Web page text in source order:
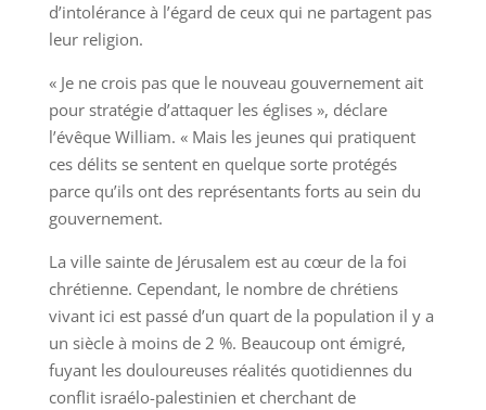
d’intolérance à l’égard de ceux qui ne partagent pas
leur religion.
« Je ne crois pas que le nouveau gouvernement ait
pour stratégie d’attaquer les églises », déclare
l’évêque William. « Mais les jeunes qui pratiquent
ces délits se sentent en quelque sorte protégés
parce qu’ils ont des représentants forts au sein du
gouvernement.
La ville sainte de Jérusalem est au cœur de la foi
chrétienne. Cependant, le nombre de chrétiens
vivant ici est passé d’un quart de la population il y a
un siècle à moins de 2 %. Beaucoup ont émigré,
fuyant les douloureuses réalités quotidiennes du
conflit israélo-palestinien et cherchant de